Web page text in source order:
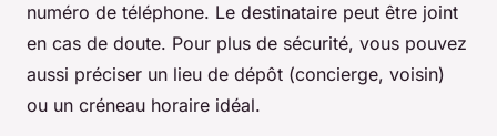
numéro de téléphone. Le destinataire peut être joint
en cas de doute. Pour plus de sécurité, vous pouvez
aussi préciser un lieu de dépôt (concierge, voisin)
ou un créneau horaire idéal.